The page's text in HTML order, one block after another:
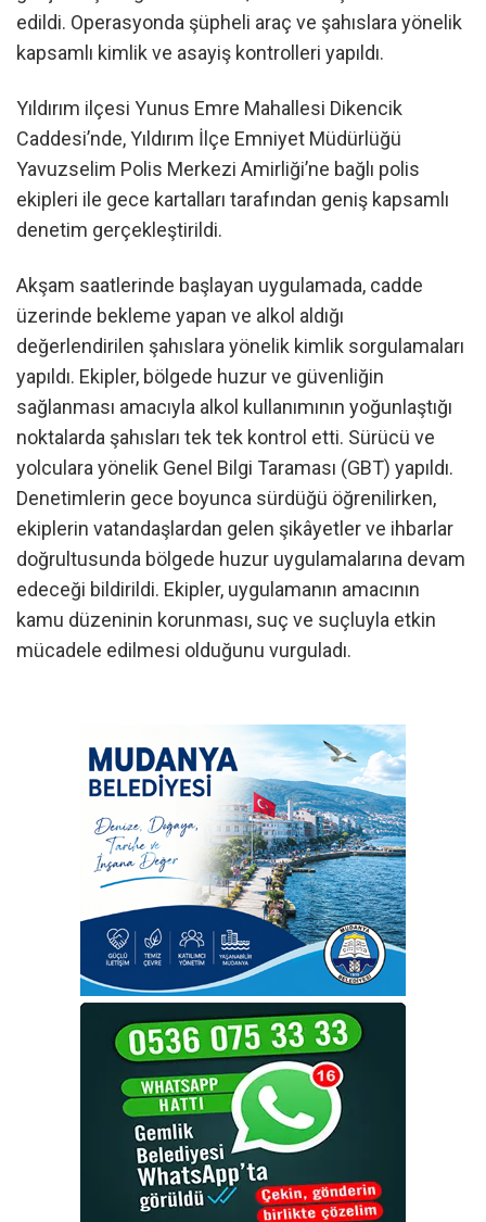
edildi. Operasyonda şüpheli araç ve şahıslara yönelik
kapsamlı kimlik ve asayiş kontrolleri yapıldı.
Yıldırım ilçesi Yunus Emre Mahallesi Dikencik
Caddesi’nde, Yıldırım İlçe Emniyet Müdürlüğü
Yavuzselim Polis Merkezi Amirliği’ne bağlı polis
ekipleri ile gece kartalları tarafından geniş kapsamlı
denetim gerçekleştirildi.
Akşam saatlerinde başlayan uygulamada, cadde
üzerinde bekleme yapan ve alkol aldığı
değerlendirilen şahıslara yönelik kimlik sorgulamaları
yapıldı. Ekipler, bölgede huzur ve güvenliğin
sağlanması amacıyla alkol kullanımının yoğunlaştığı
noktalarda şahısları tek tek kontrol etti. Sürücü ve
yolculara yönelik Genel Bilgi Taraması (GBT) yapıldı.
Denetimlerin gece boyunca sürdüğü öğrenilirken,
ekiplerin vatandaşlardan gelen şikâyetler ve ihbarlar
doğrultusunda bölgede huzur uygulamalarına devam
edeceği bildirildi. Ekipler, uygulamanın amacının
kamu düzeninin korunması, suç ve suçluyla etkin
mücadele edilmesi olduğunu vurguladı.